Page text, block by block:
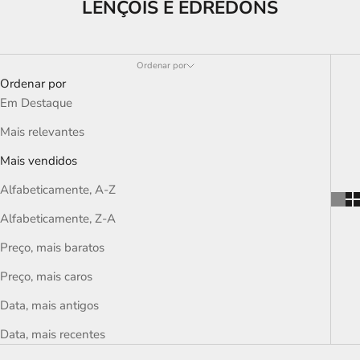
LENÇÓIS E EDREDONS
Ordenar por
Ordenar por
Em Destaque
Mais relevantes
Mais vendidos
Alfabeticamente, A-Z
Alfabeticamente, Z-A
Preço, mais baratos
Preço, mais caros
Data, mais antigos
Data, mais recentes